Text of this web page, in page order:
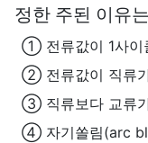
정한 주된 이유
① 전류값이 1사이
② 전류값이 직류
③ 직류보다 교류
④ 자기쏠림(arc